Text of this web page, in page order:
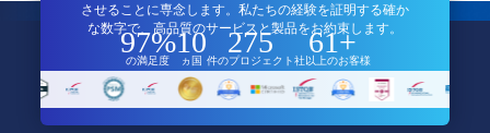
させることに専念します。私たちの経験を証明する確か
な数字で、高品質のサービスと製品をお約束します。
97%
の満足度
10
ヵ国
275
件のプロジェクト
61+
社以上のお客様